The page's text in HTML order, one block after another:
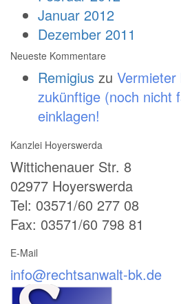
Januar 2012
Dezember 2011
Neueste Kommentare
Remigius zu Vermieter
zukünftige (noch nicht
einklagen!
Kanzlei Hoyerswerda
Wittichenauer Str. 8
02977 Hoyerswerda
Tel: 03571/60 277 08
Fax: 03571/60 798 81
E-Mail
info@rechtsanwalt-bk.de